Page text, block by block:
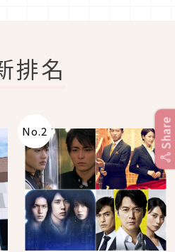
排名
No.2 Share